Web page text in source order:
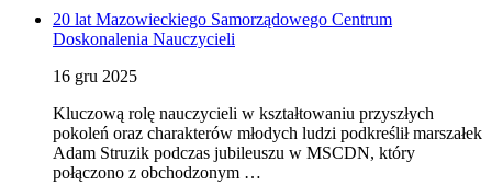
20 lat Mazowieckiego Samorządowego Centrum
Doskonalenia Nauczycieli
16 gru 2025
Kluczową rolę nauczycieli w kształtowaniu przyszłych
pokoleń oraz charakterów młodych ludzi podkreślił marszałek
Adam Struzik podczas jubileuszu w MSCDN, który
połączono z obchodzonym …